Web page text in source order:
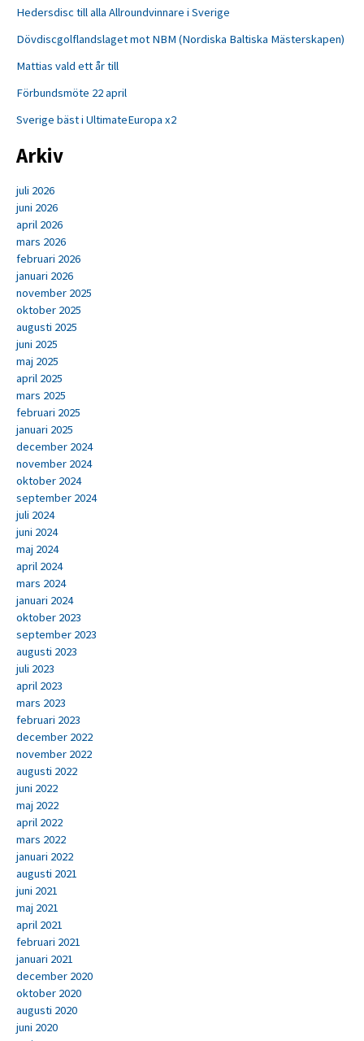
Hedersdisc till alla Allroundvinnare i Sverige
Dövdiscgolflandslaget mot NBM (Nordiska Baltiska Mästerskapen)
Mattias vald ett år till
Förbundsmöte 22 april
Sverige bäst i UltimateEuropa x2
Arkiv
juli 2026
juni 2026
april 2026
mars 2026
februari 2026
januari 2026
november 2025
oktober 2025
augusti 2025
juni 2025
maj 2025
april 2025
mars 2025
februari 2025
januari 2025
december 2024
november 2024
oktober 2024
september 2024
juli 2024
juni 2024
maj 2024
april 2024
mars 2024
januari 2024
oktober 2023
september 2023
augusti 2023
juli 2023
april 2023
mars 2023
februari 2023
december 2022
november 2022
augusti 2022
juni 2022
maj 2022
april 2022
mars 2022
januari 2022
augusti 2021
juni 2021
maj 2021
april 2021
februari 2021
januari 2021
december 2020
oktober 2020
augusti 2020
juni 2020